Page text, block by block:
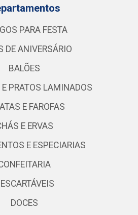
PARA FESTA
DE ANIVERSÁRIO
BALÕES
PRATOS LAMINADOS
E FAROFAS
E ERVAS
E ESPECIARIAS
DOCES